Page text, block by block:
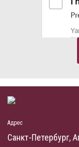
Адрес
Санкт-Петербург,